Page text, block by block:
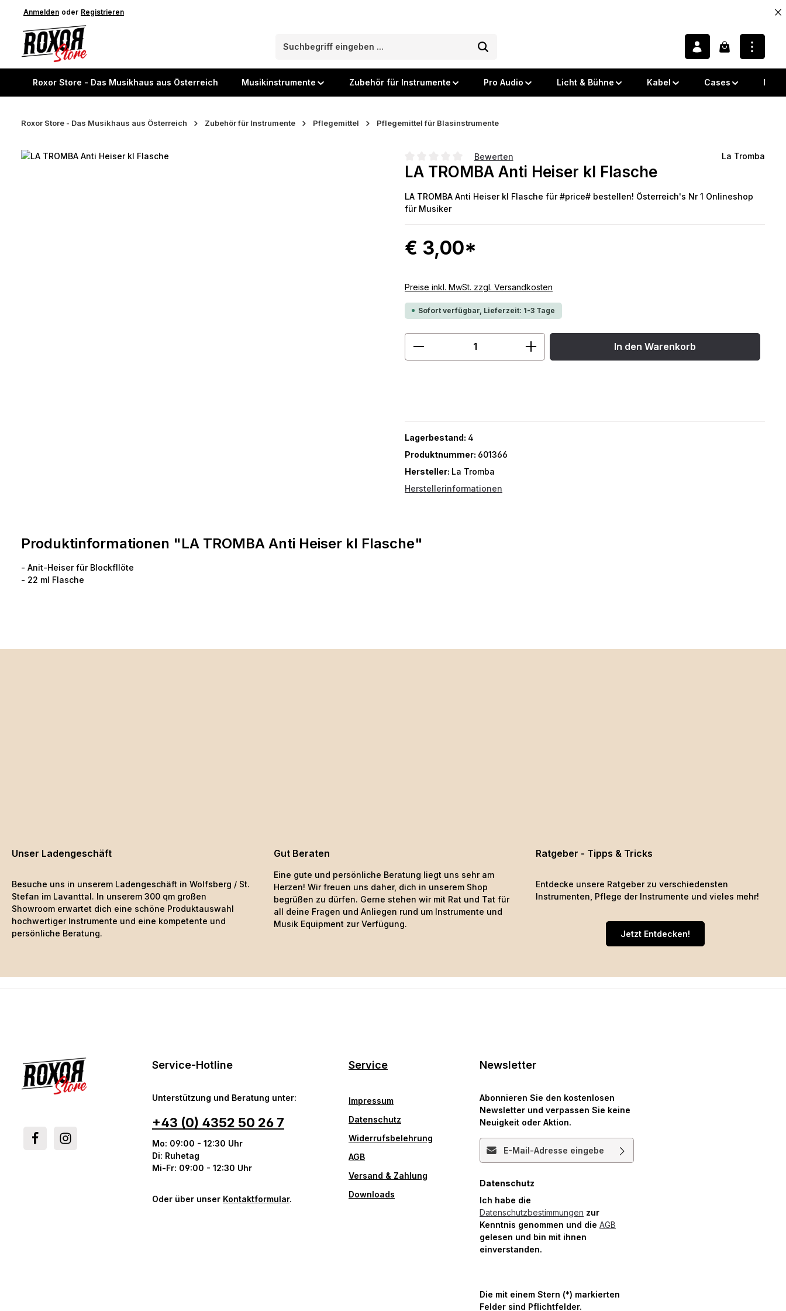
Zur Hauptnavigation springen
Anmelden oder Registrieren
Warenkorb
Roxor Store - Das Musikhaus aus Österreich Musikinstrumente Zubehör für Instrumente Pro Audio Licht & Bühne Kabel Cases
Roxor Store - Das Musikhaus aus Österreich Zubehör für Instrumente Pflegemittel Pflegemittel für Blasinstrumente
Bildergalerie überspringen
Durchschnittliche Bewertung von 0 von 5 Sternen
Bewerten La Tromba
LA TROMBA Anti Heiser kl Flasche
LA TROMBA Anti Heiser kl Flasche für #price# bestellen! Österreich's Nr 1 Onlineshop
für Musiker
€ 3,00*
Preise inkl. MwSt. zzgl. Versandkosten
Sofort verfügbar, Lieferzeit: 1-3 Tage
Produkt Anzahl: Gib den gewünschten Wert ein oder
In den Warenkorb
Lagerbestand: 4
Produktnummer: 601366
Hersteller: La Tromba
Herstellerinformationen
Produktinformationen "LA TROMBA Anti Heiser kl Flasche"
- Anit-Heiser für Blockfllöte
- 22 ml Flasche
Unser Ladengeschäft
Besuche uns in unserem Ladengeschäft in Wolfsberg / St.
Stefan im Lavanttal. In unserem 300 qm großen
Showroom erwartet dich eine schöne Produktauswahl
hochwertiger Instrumente und eine kompetente und
persönliche Beratung.
Gut Beraten
Eine gute und persönliche Beratung liegt uns sehr am
Herzen! Wir freuen uns daher, dich in unserem Shop
begrüßen zu dürfen. Gerne stehen wir mit Rat und Tat für
all deine Fragen und Anliegen rund um Instrumente und
Musik Equipment zur Verfügung.
Ratgeber - Tipps & Tricks
Entdecke unsere Ratgeber zu verschiedensten
Instrumenten, Pflege der Instrumente und vieles mehr!
Jetzt Entdecken!
Service-Hotline
Unterstützung und Beratung unter:
+43 (0) 4352 50 26 7
Mo: 09:00 - 12:30 Uhr
Di: Ruhetag
Mi-Fr: 09:00 - 12:30 Uhr
Oder über unser Kontaktformular.
Service
Impressum
Datenschutz
Widerrufsbelehrung
AGB
Versand & Zahlung
Downloads
Newsletter
Abonnieren Sie den kostenlosen
Newsletter und verpassen Sie keine
Neuigkeit oder Aktion.
E-Mail-Adresse*
Datenschutz
Ich habe die
Datenschutzbestimmungen zur
Kenntnis genommen und die AGB
gelesen und bin mit ihnen
einverstanden.
Die mit einem Stern (*) markierten
Felder sind Pflichtfelder.